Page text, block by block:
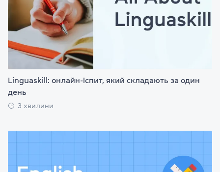
Linguaskill: онлайн-іспит, який складають за один
день
3 хвилини